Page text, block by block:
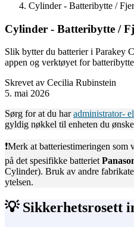
Cylinder - Batteribytte /
Cylinder - Batteribytte /
Slik bytter du batterier i Parakey
appen og verktøyet for
Skrevet av Cecilia Rubinstein
5. mai 2026
Sørg for at du haradministrator-
gyldig nøkkel til enheten du
❗️Merk at batteriestimeringen
på det spesifikke batteriet
Cylinder). Bruk av andre
ytelsen.
💡 Sikkerhetsrosett